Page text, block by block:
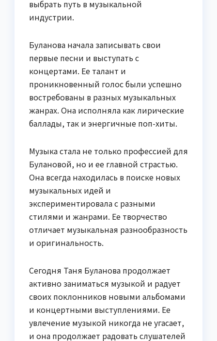
выбрать путь в музыкальной
индустрии.
Буланова начала записывать свои
первые песни и выступать с
концертами. Ее талант и
проникновенный голос были успешно
востребованы в разных музыкальных
жанрах. Она исполняла как лирические
баллады, так и энергичные поп-хиты.
Музыка стала не только профессией для
Булановой, но и ее главной страстью.
Она всегда находилась в поиске новых
музыкальных идей и
экспериментировала с разными
стилями и жанрами. Ее творчество
отличает музыкальная разнообразность
и оригинальность.
Сегодня Таня Буланова продолжает
активно заниматься музыкой и радует
своих поклонников новыми альбомами
и концертными выступлениями. Ее
увлечение музыкой никогда не угасает,
и она продолжает радовать слушателей